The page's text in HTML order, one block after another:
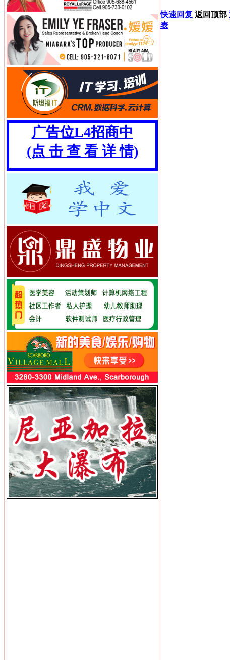
广告位L4招商中
(点 击 查 看 详 情)
快速回复 返回顶部
表